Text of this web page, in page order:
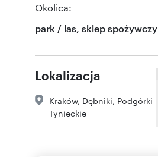
Okolica:
park / las, sklep spożywczy
Lokalizacja
Kraków, Dębniki Podgórki
Tynieckie